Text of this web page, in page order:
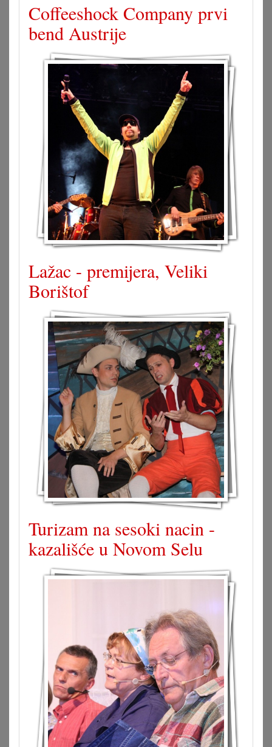
Coffeeshock Company prvi
bend Austrije
Lažac - premijera, Veliki
Borištof
Turizam na sesoki nacin -
kazališće u Novom Selu